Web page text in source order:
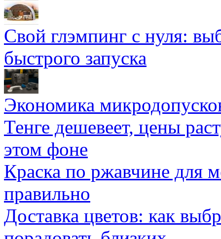
Свой глэмпинг с нуля:
быстрого запуска
Экономика
Тенге дешевеет, цены
этом фоне
Краска по ржавчине для
правильно
Доставка цветов: как